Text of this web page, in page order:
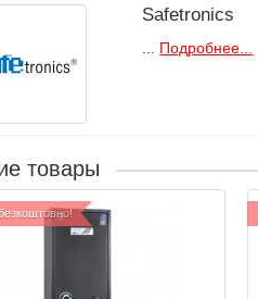
Safetronics
Подробнее...
товары